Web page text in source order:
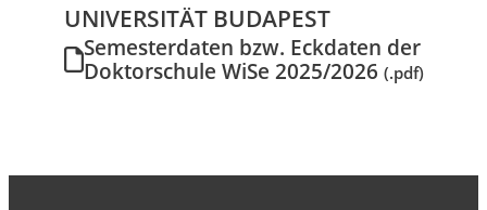
UNIVERSITÄT BUDAPEST
Semesterdaten bzw. Eckdaten der
Doktorschule WiSe 2025/2026(.pdf)